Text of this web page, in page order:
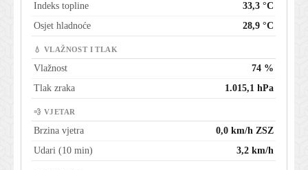
Indeks topline
33,3 °C
Osjet hladnoće
28,9 °C
💧 VLAŽNOST I TLAK
Vlažnost
74 %
Tlak zraka
1.015,1 hPa
💨 VJETAR
Brzina vjetra
0,0 km/h ZSZ
Udari (10 min)
3,2 km/h